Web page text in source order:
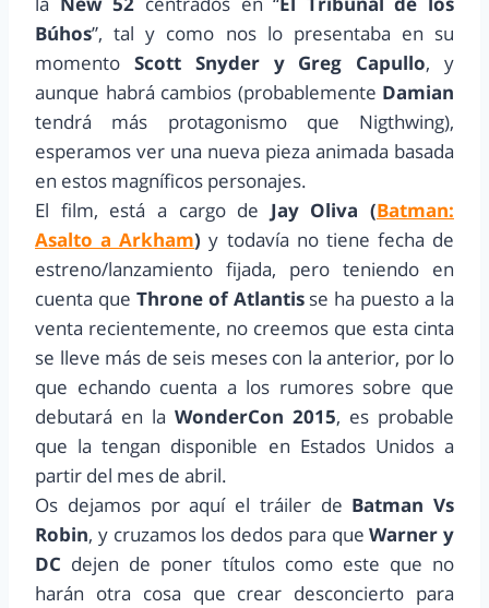
Búhos”, tal y como nos lo presentaba en su
momento Scott Snyder y Greg Capullo, y
aunque habrá cambios (probablemente Damian
tendrá más protagonismo que Nigthwing),
esperamos ver una nueva pieza animada basada
en estos magníficos personajes.
El film, está a cargo de Jay Oliva (Batman:
Asalto a Arkham) y todavía no tiene fecha de
estreno/lanzamiento fijada, pero teniendo en
cuenta que Throne of Atlantisse ha puesto a la
venta recientemente, no creemos que esta cinta
se lleve más de seis meses con la anterior, por lo
que echando cuenta a los rumores sobre que
debutará en la WonderCon 2015, es probable
que la tengan disponible en Estados Unidos a
partir del mes de abril.
Os dejamos por aquí el tráiler de Batman Vs
Robin, y cruzamos los dedos para queWarner y
DC dejen de poner títulos como este que no
harán otra cosa que crear desconcierto para